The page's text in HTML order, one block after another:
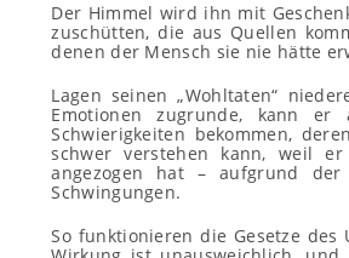
Der Himmel wird ihn mit
zuschütten, die aus Quellen
denen der Mensch sie nie hätte
Lagen seinen „Wohltaten“
Emotionen zugrunde, kann er
Schwierigkeiten bekommen,
schwer verstehen kann, weil er
angezogen hat – aufgrund
Schwingungen.
So funktionieren die Gesetze des